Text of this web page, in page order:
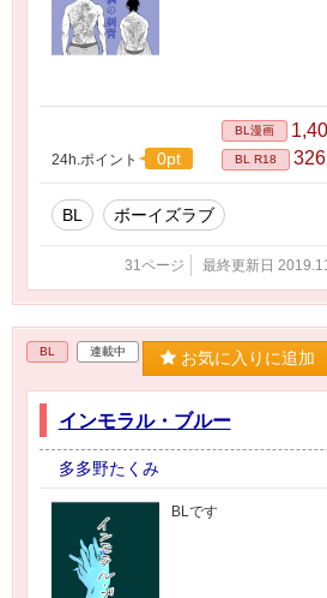
24h.ポイント 0pt
BL漫画
BL R18 326
BL ボーイズラブ
31ページ 最終更新日
BL 連載中 お気に入りに追加
インモラル・ブルー
多多野たくみ
BLです